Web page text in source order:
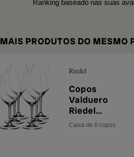
Ranking baseado nas suas
MAIS PRODUTOS DO MESMO
Riedel
Copos
Valduero
Riedel
Degustazione
Caixa de 6 copos